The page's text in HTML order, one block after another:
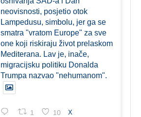
neovisnosti, posjetio otok
Lampedusu, simbolu, jer ga se
smatra "vratom Europe" za sve
one koji riskiraju život prelaskom
Mediterana. Lav je, inače,
migracijsku politiku Donalda
Trumpa nazvao "nehumanom".
1 10 X